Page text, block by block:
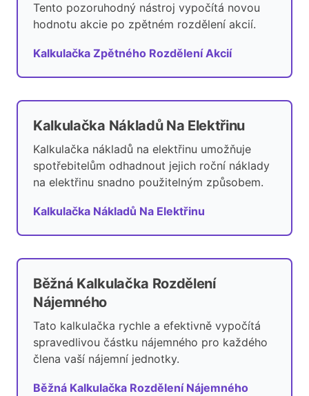
Tento pozoruhodný nástroj vypočítá novou
hodnotu akcie po zpětném rozdělení akcií.
Kalkulačka Zpětného Rozdělení Akcií
Kalkulačka Nákladů Na Elektřinu
Kalkulačka nákladů na elektřinu umožňuje
spotřebitelům odhadnout jejich roční náklady
na elektřinu snadno použitelným způsobem.
Kalkulačka Nákladů Na Elektřinu
Běžná Kalkulačka Rozdělení
Nájemného
Tato kalkulačka rychle a efektivně vypočítá
spravedlivou částku nájemného pro každého
člena vaší nájemní jednotky.
Běžná Kalkulačka Rozdělení Nájemného